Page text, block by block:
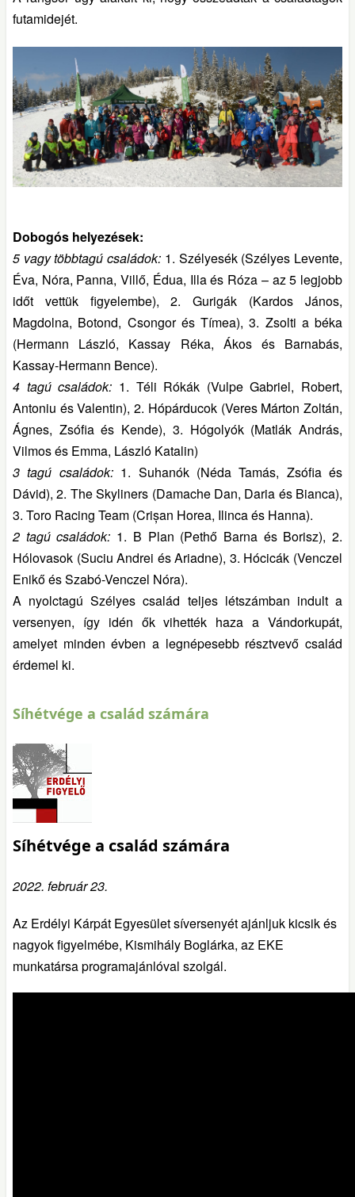
futamidejét.
Dobogós helyezések:
5 vagy többtagú családok: 1. Szélyesék (Szélyes Levente,
Éva, Nóra, Panna, Villő, Édua, Illa és Róza – az 5 legjobb
időt vettük figyelembe), 2. Gurigák (Kardos János,
Magdolna, Botond, Csongor és Tímea), 3. Zsolti a béka
(Hermann László, Kassay Réka, Ákos és Barnabás,
Kassay-Hermann Bence).
4 tagú családok: 1. Téli Rókák (Vulpe Gabriel, Robert,
Antoniu és Valentin), 2. Hópárducok (Veres Márton Zoltán,
Ágnes, Zsófia és Kende), 3. Hógolyók (Matlák András,
Vilmos és Emma, László Katalin)
3 tagú családok:1. Suhanók (Néda Tamás, Zsófia és
Dávid), 2. The Skyliners (Damache Dan, Daria és Bianca),
3. Toro Racing Team (Crișan Horea, Ilinca és Hanna).
2 tagú családok: 1. B Plan (Pethő Barna és Borisz), 2.
Hólovasok (Suciu Andrei és Ariadne), 3. Hócicák (Venczel
Enikő és Szabó-Venczel Nóra).
A nyolctagú Szélyes család teljes létszámban indult a
versenyen, így idén ők vihették haza a Vándorkupát,
amelyet minden évben a legnépesebb résztvevő család
érdemel ki.
Síhétvége a család számára
Síhétvége a család számára
2022. február 23.
Az Erdélyi Kárpát Egyesület síversenyét ajánljuk kicsik és
nagyok figyelmébe, Kismihály Boglárka, az EKE
munkatársa programajánlóval szolgál.